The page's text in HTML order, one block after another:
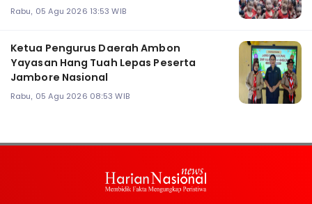
Rabu, 05 Agu 2026 13:53 WIB
Ketua Pengurus Daerah Ambon
Yayasan Hang Tuah Lepas Peserta
Jambore Nasional
Rabu, 05 Agu 2026 08:53 WIB